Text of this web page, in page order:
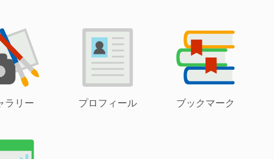
ラリー プロフィール ブックマーク